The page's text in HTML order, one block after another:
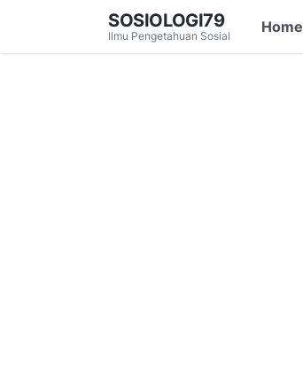
SOSIOLOGI79
Ilmu Pengetahuan Sosial
Home